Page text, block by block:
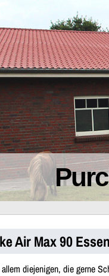
Air Max 90
allem diejenigen, die gerne